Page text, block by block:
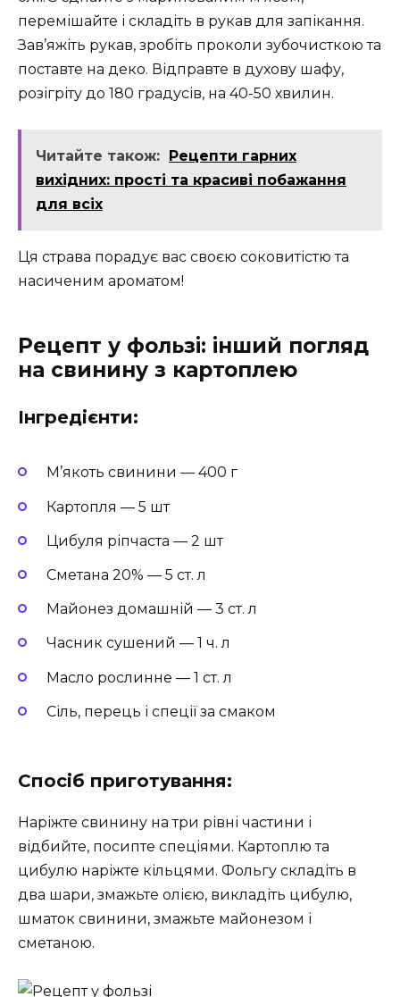
перемішайте і складіть в рукав для запікання.
Зав’яжіть рукав, зробіть проколи зубочисткою та
поставте на деко. Відправте в духову шафу,
розігріту до 180 градусів, на 40-50 хвилин.
Читайте також:
Рецепти гарних
вихідних: прості та красиві побажання
для всіх
Ця страва порадує вас своєю соковитістю та
насиченим ароматом!
Рецепт у фользі: інший погляд
на свинину з картоплею
Інгредієнти:
М’якоть свинини — 400 г
Картопля — 5 шт
Цибуля ріпчаста — 2 шт
Сметана 20% — 5 ст. л
Майонез домашній — 3 ст. л
Часник сушений — 1 ч. л
Масло рослинне — 1 ст. л
Сіль, перець і спеції за смаком
Спосіб приготування:
Наріжте свинину на три рівні частини і
відбийте, посипте спеціями. Картоплю та
цибулю наріжте кільцями. Фольгу складіть в
два шари, змажьте олією, викладіть цибулю,
шматок свинини, змажьте майонезом і
сметаною.